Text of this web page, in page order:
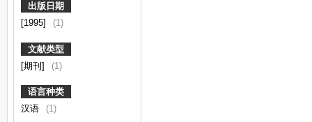
出版日期
[1995]
(1)
文献类型
[期刊]
(1)
语言种类
汉语
(1)